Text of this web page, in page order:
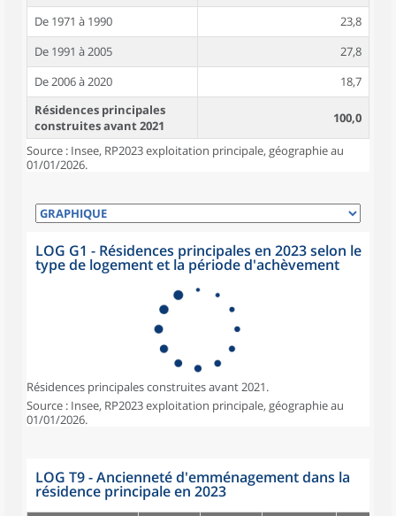
De 1971 à 1990
23,8
De 1991 à 2005
27,8
De 2006 à 2020
18,7
Résidences principales
construites avant 2021
100,0
Source : Insee, RP2023 exploitation principale, géographie au
01/01/2026.
LOG G1 - Résidences principales en 2023 selon le
type de logement et la période d'achèvement
Résidences principales construites avant 2021.
Source : Insee, RP2023 exploitation principale, géographie au
01/01/2026.
LOG T9 - Ancienneté d'emménagement dans la
résidence principale en 2023